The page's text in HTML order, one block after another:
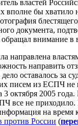
властей
бы хватило
документа,
внимание
направить
оставалось
писем из ЕСПЧ
октября 2005
все не
на время
против России (